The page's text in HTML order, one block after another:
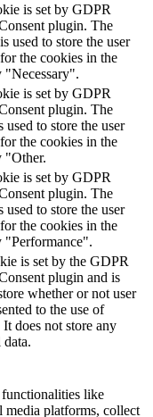
is set by GDPR
plugin. The
used to store the user
the cookies in the
"Necessary".
is set by GDPR
plugin. The
used to store the user
the cookies in the
"Other.
is set by GDPR
plugin. The
used to store the user
the cookies in the
"Performance".
is set by the GDPR
plugin and is
whether or not user
to the use of
does not store any
data.
like
media platforms, collect